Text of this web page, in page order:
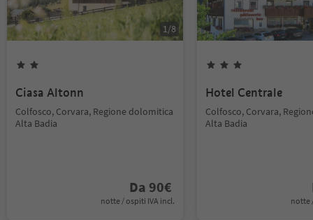
1/8
Ciasa Altonn
Colfosco, Corvara, Regione dolomitica
Alta Badia
Da 90€
notte / ospiti IVA incl.
Hotel Centrale
Colfosco, Corvara,
Alta Badia
notte